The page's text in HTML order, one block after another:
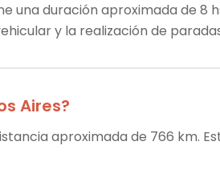
una duración aproximada de 8
y la realización de
Aires?
aproximada de 766 km.